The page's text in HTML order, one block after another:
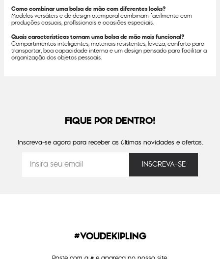
Como combinar uma bolsa de mão com diferentes looks?
Modelos versáteis e de design atemporal combinam facilmente com
produções casuais, profissionais e ocasiões especiais.
Quais características tornam uma bolsa de mão mais funcional?
Compartimentos inteligentes, materiais resistentes, leveza, conforto para
transportar, boa capacidade interna e um design pensado para facilitar a
organização dos objetos pessoais.
FIQUE POR DENTRO!
Inscreva-se agora para receber as últimas novidades e ofertas.
#VOUDEKIPLING